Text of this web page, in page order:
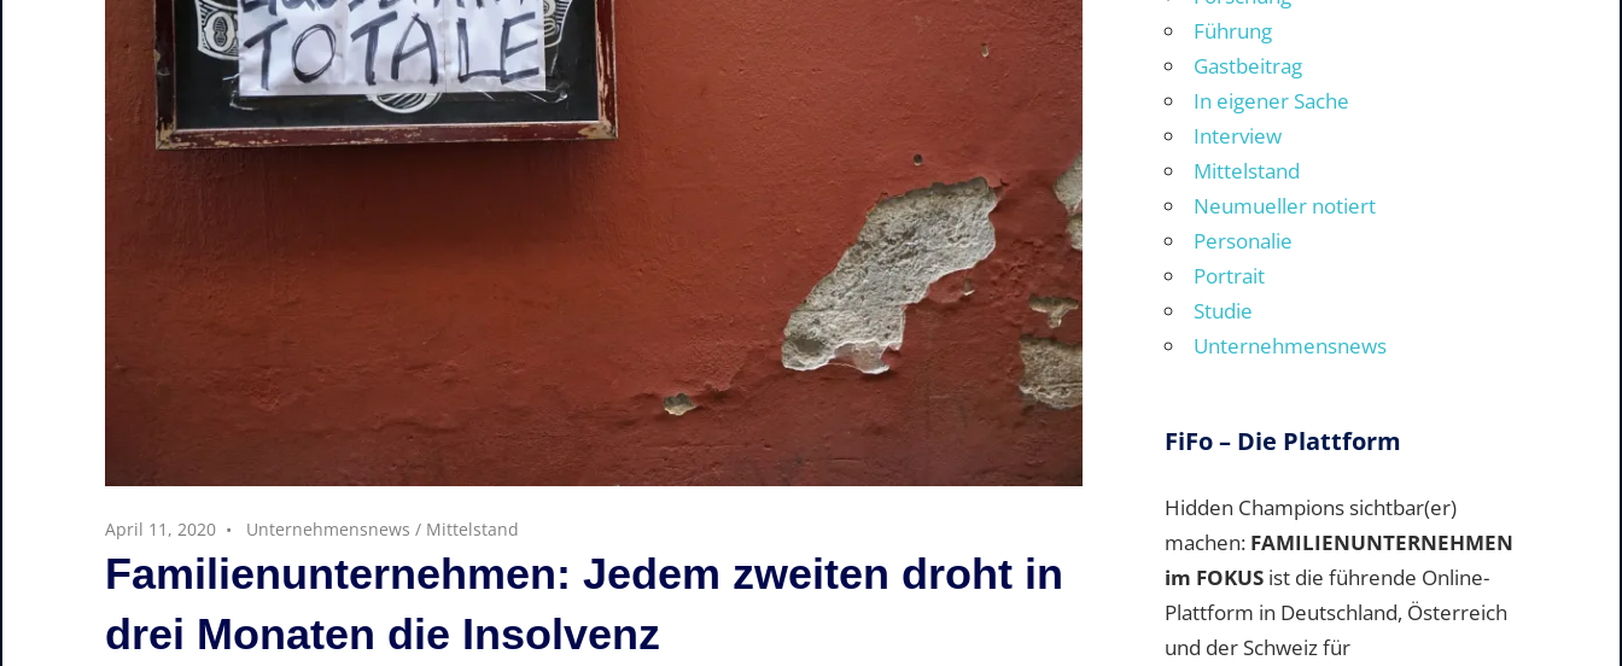
April 11, 2020 Unternehmensnews / Mittelstand
Familienunternehmen: Jedem zweiten droht in
drei Monaten die Insolvenz
Führung
Gastbeitrag
In eigener Sache
Interview
Mittelstand
Neumueller notiert
Personalie
Portrait
Studie
Unternehmensnews
FiFo – Die Plattform
Hidden Champions sichtbar(er)
machen: FAMILIENUNTERNEHMEN
im FOKUS ist die führende Online-
Plattform in Deutschland, Österreich
und der Schweiz für